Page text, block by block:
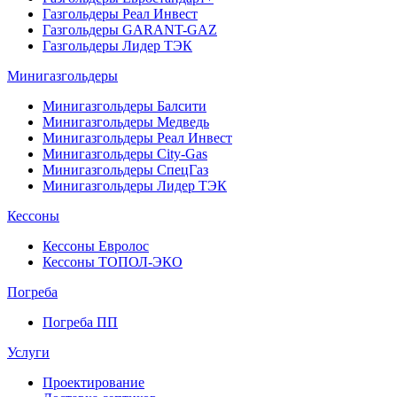
Газгольдеры Реал Инвест
Газгольдеры GARANT-GAZ
Газгольдеры Лидер ТЭК
Минигазгольдеры
Минигазгольдеры Балсити
Минигазгольдеры Медведь
Минигазгольдеры Реал Инвест
Минигазгольдеры City-Gas
Минигазгольдеры СпецГаз
Минигазгольдеры Лидер ТЭК
Кессоны
Кессоны Евролос
Кессоны ТОПОЛ-ЭКО
Погребa
Погреба ПП
Услуги
Проектирование